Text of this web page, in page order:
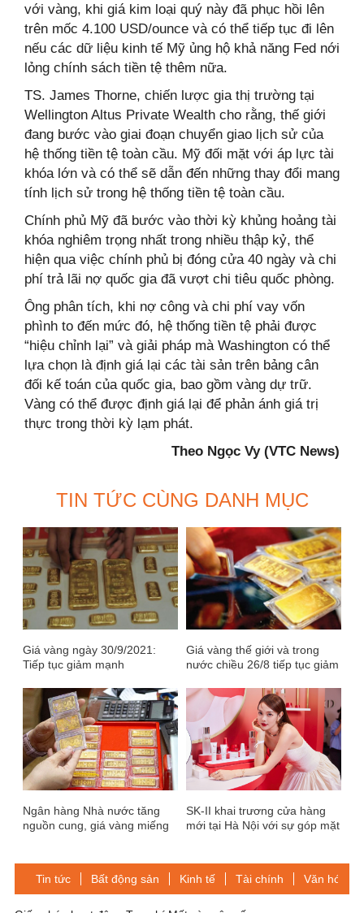
với vàng, khi giá kim loại quý này đã phục hồi lên
trên mốc 4.100 USD/ounce và có thể tiếp tục đi lên
nếu các dữ liệu kinh tế Mỹ ủng hộ khả năng Fed nới
lỏng chính sách tiền tệ thêm nữa.
TS. James Thorne, chiến lược gia thị trường tại
Wellington Altus Private Wealth cho rằng, thế giới
đang bước vào giai đoạn chuyển giao lịch sử của
hệ thống tiền tệ toàn cầu. Mỹ đối mặt với áp lực tài
khóa lớn và có thể sẽ dẫn đến những thay đổi mang
tính lịch sử trong hệ thống tiền tệ toàn cầu.
Chính phủ Mỹ đã bước vào thời kỳ khủng hoảng tài
khóa nghiêm trọng nhất trong nhiều thập kỷ, thể
hiện qua việc chính phủ bị đóng cửa 40 ngày và chi
phí trả lãi nợ quốc gia đã vượt chi tiêu quốc phòng.
Ông phân tích, khi nợ công và chi phí vay vốn
phình to đến mức đó, hệ thống tiền tệ phải được
“hiệu chỉnh lại” và giải pháp mà Washington có thể
lựa chọn là định giá lại các tài sản trên bảng cân
đối kế toán của quốc gia, bao gồm vàng dự trữ.
Vàng có thể được định giá lại để phản ánh giá trị
thực trong thời kỳ lạm phát.
Theo Ngọc Vy (VTC News)
TIN TỨC CÙNG DANH MỤC
Giá vàng ngày 30/9/2021:
Tiếp tục giảm mạnh
Giá vàng thế giới và trong
nước chiều 26/8 tiếp tục giảm
Ngân hàng Nhà nước tăng
nguồn cung, giá vàng miếng
SK-II khai trương cửa hàng
mới tại Hà Nội với sự góp mặt
Tin tức Bất động sản Kinh tế Tài chính Văn hóa-